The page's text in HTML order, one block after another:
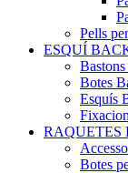
Pells
ESQUÍ
Botes
Esquís
RAQUETES
Botes